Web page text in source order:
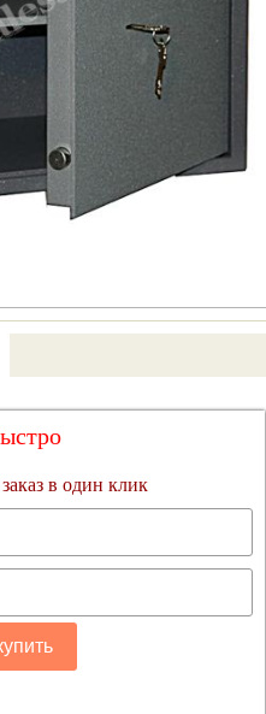
в один клик